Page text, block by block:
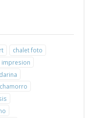
chalet foto
impresion